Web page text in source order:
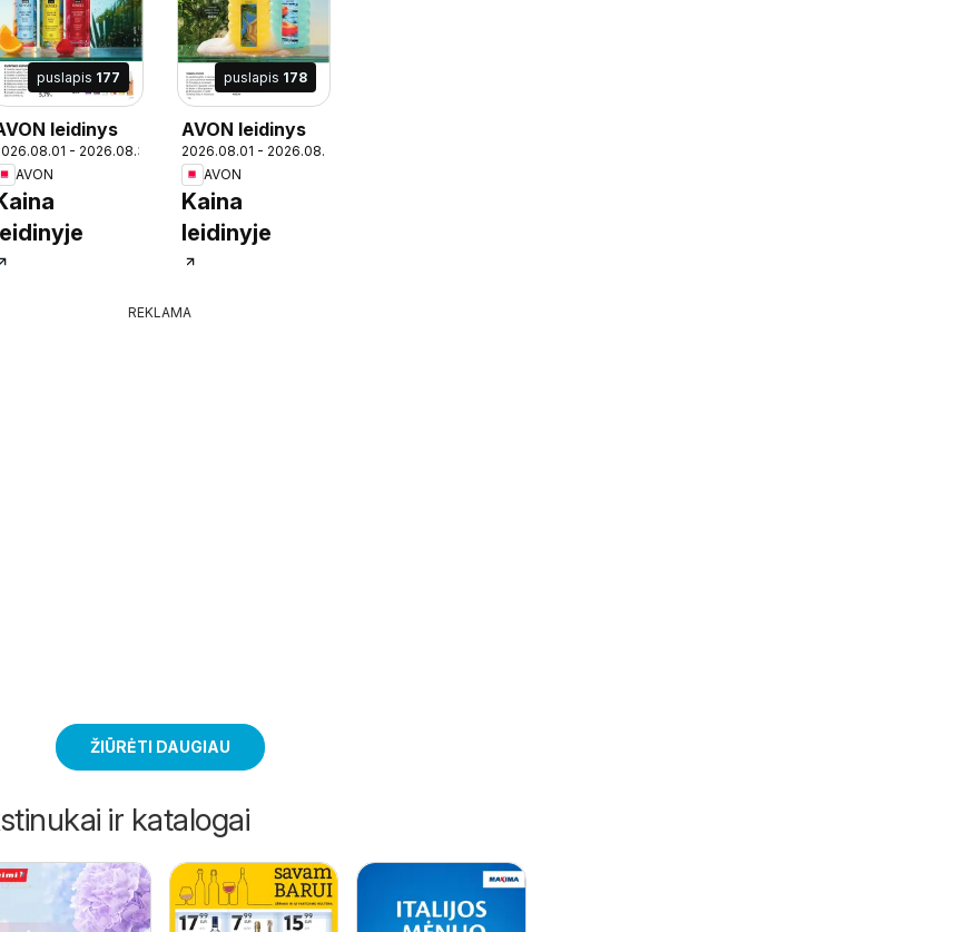
puslapis 177
leidinys
- 2026.08.31
AVON
puslapis 178
AVON leidinys
2026.08.01 - 2026.08.31
AVON
Kaina
leidinyje
REKLAMA
ŽIŪRĖTI DAUGIAU
ir katalogai